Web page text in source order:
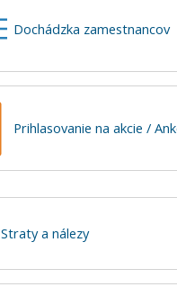
Dochádzka zamestnancov
Prihlasovanie na akcie /
Straty a nálezy